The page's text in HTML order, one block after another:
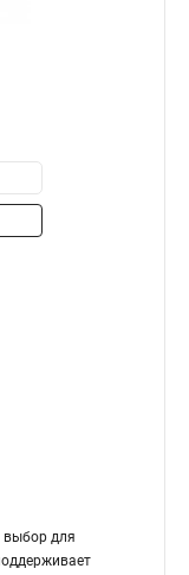
выбор для